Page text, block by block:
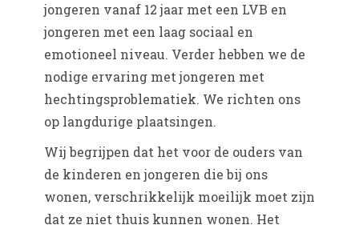
jongeren vanaf 12 jaar met een LVB en
jongeren met een laag sociaal en
emotioneel niveau. Verder hebben we de
nodige ervaring met jongeren met
hechtingsproblematiek. We richten ons
op langdurige plaatsingen.
Wij begrijpen dat het voor de ouders van
de kinderen en jongeren die bij ons
wonen, verschrikkelijk moeilijk moet zijn
dat ze niet thuis kunnen wonen. Het